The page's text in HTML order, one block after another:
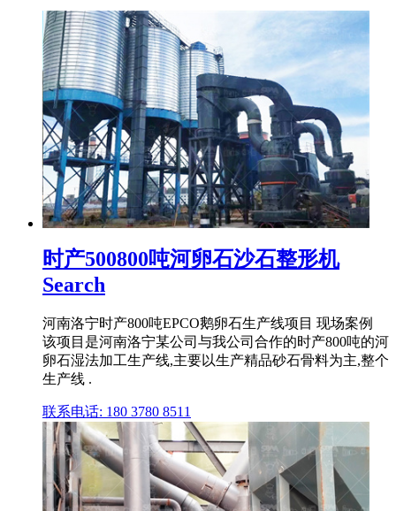
时产500800吨河卵石沙石整形机
Search
河南洛宁时产800吨EPCO鹅卵石生产线项目 现场案例
该项目是河南洛宁某公司与我公司合作的时产800吨的河
卵石湿法加工生产线,主要以生产精品砂石骨料为主,整个
生产线 .
联系电话: 180 3780 8511